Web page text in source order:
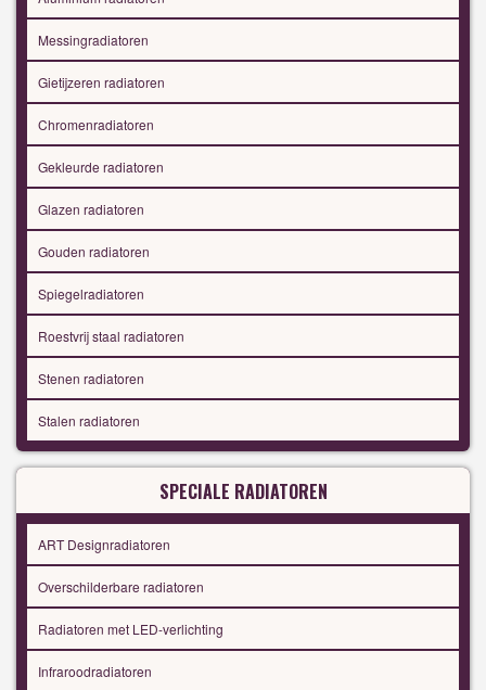
Messingradiatoren
Gietijzeren radiatoren
Chromenradiatoren
Gekleurde radiatoren
Glazen radiatoren
Gouden radiatoren
Spiegelradiatoren
Roestvrij staal radiatoren
Stenen radiatoren
Stalen radiatoren
SPECIALE RADIATOREN
ART Designradiatoren
Overschilderbare radiatoren
Radiatoren met LED-verlichting
Infraroodradiatoren